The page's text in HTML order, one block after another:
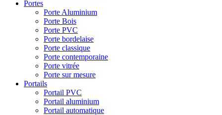
Portes
Porte Aluminium
Porte Bois
Porte PVC
Porte bordelaise
Porte classique
Porte contemporaine
Porte vitrée
Porte sur mesure
Portails
Portail PVC
Portail aluminium
Portail automatique